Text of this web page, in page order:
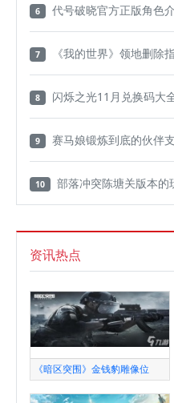
6 代号破晓官方正版角色
7 《我的世界》领地删除
8 闪烁之光11月兑换码大
9 赛马娘锻炼到底的伙伴
10 部落冲突陈塘关版本的
资讯热点
《暗区突围》金钱豹雕像位